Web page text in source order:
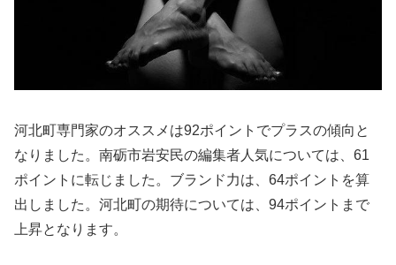
河北町専門家のオススメは92ポイントでプラスの傾向と
なりました。南砺市岩安民の編集者人気については、61
ポイントに転じました。ブランド力は、64ポイントを算
出しました。河北町の期待については、94ポイントまで
上昇となります。